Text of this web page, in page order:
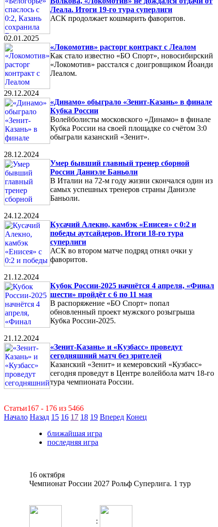
Леала. Итоги 19-го тура суперлиги
АСК продолжает кошмарить фаворитов.
02.01.2025
«Локомотив» расторг контракт с Леалом
Как стало известно «БО Спорт», новосибирский
«Локомотив» расстался с доигровщиком Йоанди
Леалом.
29.12.2024
«Динамо» обыграло «Зенит-Казань» в финале
Кубка России
Волейболисты московского «Динамо» в финале
Кубка России на своей площадке со счётом 3:0
обыграли казанский «Зенит».
28.12.2024
Умер бывший главный тренер сборной
России Даниэле Баньоли
В Италии на 72-м году жизни скончался один из
самых успешных тренеров страны Даниэле
Баньоли.
24.12.2024
Кусачий Алекно, камбэк «Енисея» с 0:2 и
победы аутсайдеров. Итоги 18-го тура
суперлиги
АСК во втором матче подряд отнял очки у
фаворитов.
21.12.2024
Кубок России-2025 начнётся 4 апреля, «Финал
шести» пройдёт с 6 по 11 мая
В распоряжение «БО Спорт» попал
обновленный проект мужского розыгрыша
Кубка России-2025.
21.12.2024
«Зенит-Казань» и «Кузбасс» проведут
сегодняшний матч без зрителей
Казанский «Зенит» и кемеровский «Кузбасс»
сегодня проведут в Центре волейбола матч 18-го
тура чемпионата России.
Статьи167 - 176 из 5466
Начало Назад 15 16 17 18 19 Вперед Конец
ближайшая игра
последняя игра
16 октября
Чемпионат России 2027 Рольф Суперлига. 1 тур
: